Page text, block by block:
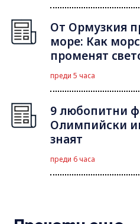
От Ормузкия
море: Как
променят
преди 5 часа
9 любопитни
Олимпийски
знаят
преди 6 часа